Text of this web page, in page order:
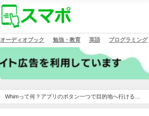
オーディオブック 勉強・教育 英語 プログラミング
Whimって何？アプリのボタン一つで目的地へ行けるら